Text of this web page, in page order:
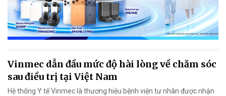
Vinmec dẫn đầu mức độ hài lòng về chăm sóc
sau điều trị tại Việt Nam
Hệ thống Y tế Vinmec là thương hiệu bệnh viện tư nhân được nhận